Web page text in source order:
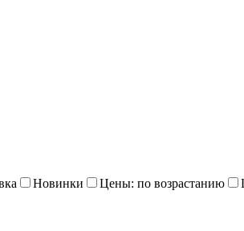
Новинки Цены: по возрастанию